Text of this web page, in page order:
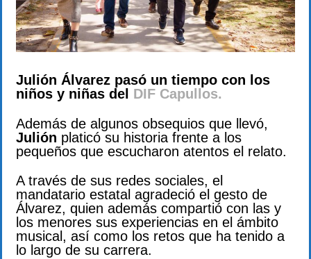
Julión Álvarez pasó un tiempo con los
niños y niñas del DIF Capullos.
Además de algunos obsequios que llevó,
Julión platicó su historia frente a los
pequeños que escucharon atentos el relato.
A través de sus redes sociales, el
mandatario estatal agradeció el gesto de
Álvarez, quien además compartió con las y
los menores sus experiencias en el ámbito
musical, así como los retos que ha tenido a
lo largo de su carrera.